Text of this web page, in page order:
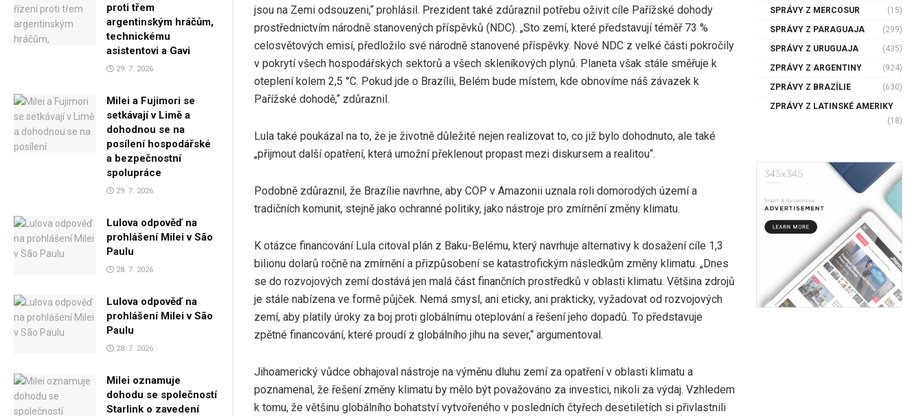
proti třem
argentinským hráčům,
technickému
asistentovi a Gavi
29. 7. 2026
Milei a Fujimori se
setkávají v Limě a
dohodnou se na
posílení hospodářské
a bezpečnostní
spolupráce
29. 7. 2026
Lulova odpověď na
prohlášení Milei v São
Paulu
28. 7. 2026
Lulova odpověď na
prohlášení Milei v São
Paulu
28. 7. 2026
Milei oznamuje
dohodu se společností
Starlink o zavedení
jsou na Zemi odsouzeni,“ prohlásil. Prezident také zdůraznil potřebu oživit cíle Pařížské dohody
prostřednictvím národně stanovených příspěvků (NDC). „Sto zemí, které představují téměř 73 %
celosvětových emisí, předložilo své národně stanovené příspěvky. Nové NDC z velké části pokročily
v pokrytí všech hospodářských sektorů a všech skleníkových plynů. Planeta však stále směřuje k
oteplení kolem 2,5 °C. Pokud jde o Brazílii, Belém bude místem, kde obnovíme náš závazek k
Pařížské dohodě,“ zdůraznil.
Lula také poukázal na to, že je životně důležité nejen realizovat to, co již bylo dohodnuto, ale také
„přijmout další opatření, která umožní překlenout propast mezi diskursem a realitou“.
Podobně zdůraznil, že Brazílie navrhne, aby COP v Amazonii uznala roli domorodých území a
tradičních komunit, stejně jako ochranné politiky, jako nástroje pro zmírnění změny klimatu.
K otázce financování Lula citoval plán z Baku-Belému, který navrhuje alternativy k dosažení cíle 1,3
bilionu dolarů ročně na zmírnění a přizpůsobení se katastrofickým následkům změny klimatu. „Dnes
se do rozvojových zemí dostává jen malá část finančních prostředků v oblasti klimatu. Většina zdrojů
je stále nabízena ve formě půjček. Nemá smysl, ani eticky, ani prakticky, vyžadovat od rozvojových
zemí, aby platily úroky za boj proti globálnímu oteplování a řešení jeho dopadů. To představuje
zpětné financování, které proudí z globálního jihu na sever,“ argumentoval.
Jihoamerický vůdce obhajoval nástroje na výměnu dluhu zemí za opatření v oblasti klimatu a
poznamenal, že řešení změny klimatu by mělo být považováno za investici, nikoli za výdaj. Vzhledem
k tomu, že většinu globálního bohatství vytvořeného v posledních čtyřech desetiletích si přivlastnili
SPRÁVY Z MERCOSUR
(15)
SPRÁVY Z PARAGUAJA
(299)
SPRÁVY Z URUGUAJA
(435)
ZPRÁVY Z ARGENTINY
(924)
ZPRÁVY Z BRAZÍLIE
(630)
ZPRÁVY Z LATINSKÉ AMERIKY
(18)